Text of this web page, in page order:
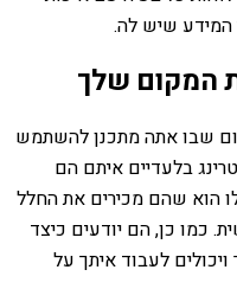
המידע שיש לה.
המקום שלך
שבו אתה מתכנן להשתמש
בלעדיים איתם הם
הוא שהם מכירים את החלל
כמו כן, הם יודעים כיצד
לעבוד איתך על